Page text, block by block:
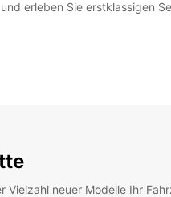
erleben Sie erstklassigen
Vielzahl neuer Modelle Ihr